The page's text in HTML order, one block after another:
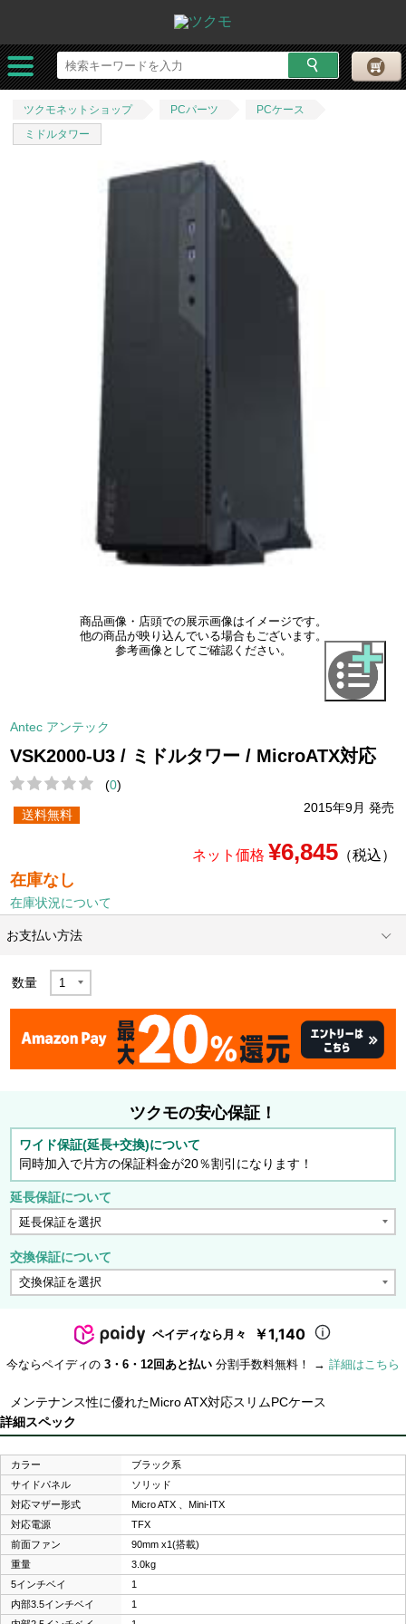
ツクモネットショップ PCパーツ
PCケース
ミドルタワー
商品画像・店頭での展示画像はイメージです。
他の商品が映り込んでいる場合もございます。
参考画像としてご確認ください。
Antec アンテック
VSK2000-U3 / ミドルタワー / MicroATX対応
(0)
2015年9月 発売
送料無料
ネット価格 ¥6,845（税込）
在庫なし
在庫状況について
お支払い方法
数量
ツクモの安心保証！
ワイド保証(延長+交換)について
同時加入で片方の保証料金が20％割引になります！
延長保証について
交換保証について
ペイディなら月々 ￥1,140
今ならペイディの 3・6・12回あと払い 分割手数料無料！ → 詳細はこちら
メンテナンス性に優れたMicro ATX対応スリムPCケース
詳細スペック
カラー
ブラック系
サイドパネル
ソリッド
対応マザー形式
Micro ATX 、Mini-ITX
対応電源
TFX
前面ファン
90mm x1(搭載)
重量
3.0kg
5インチベイ
1
内部3.5インチベイ
1